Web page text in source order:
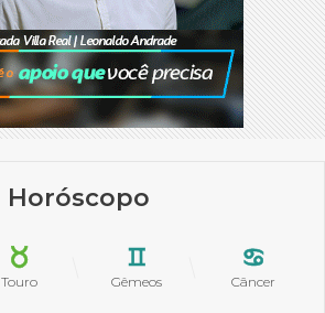
Horóscopo
Touro Gêmeos Câncer